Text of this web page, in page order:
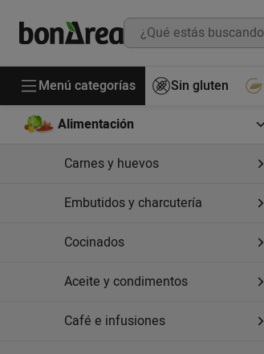
Menú categorías Sin gluten
Alimentación
Carnes y huevos
Embutidos y charcutería
Cocinados
Aceite y condimentos
Café e infusiones